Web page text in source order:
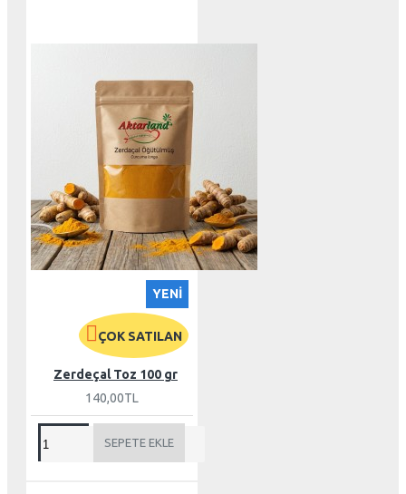
YENI
ÇOK SATILAN
Zerdeçal Toz 100 gr
140,00TL
SEPETE EKLE